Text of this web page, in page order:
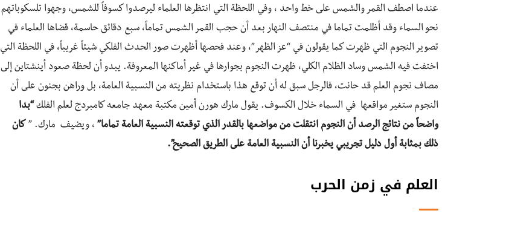
عندما اصطف القمر والشمس على خط واحد ، وفي اللحظة التي انتظرها العلماء ليرصدوا كسوفاً للشمس، وجهوا تلسكوباتهم
نحو السماء وقد أظلمت تماما في منتصف النهار بعد أن حجب القمر الشمس تماماً، سبع دقائق حاسمة، قضاها العلماء في
تصوير النجوم التي ظهرت كما يقولون في “عز الظهر”، وعند فحصها أظهرت صور الحدث الفلكي شيئاً غريباً، في اللحظة التي
اختفت فيه الشمس وساد الظلام الكلي، ظهرت النجوم بجوارها في غير أماكنها المعروفة. يبدو أن لحظة صعود أينشتاين إلى
مصاف نجوم العلم قد حانت، فالرجل سبق له أن توقع هذا باستخدام نظريته من النسبية العامة، بل وراهن بجنون على أن
النجوم ستغير مواقعها في السماء خلال الكسوف. يقول مارك هورن أمين مكتبة معهد جامعه كامبردج لعلم الفلك “بدا
واضحاً من نتائج الرصد أن النجوم انتقلت من مواضعها بالقدر الذي توقعته النسبية العامة تماما” ، ويضيف مارك. ” كان
ذلك بمثابة أول دليل تجريبي يخبرنا أن النسبية العامة على الطريق الصحيح”.
العلم في زمن الحرب